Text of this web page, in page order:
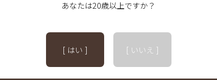
あなたは20歳以上ですか？
[ はい ] [ いいえ ]